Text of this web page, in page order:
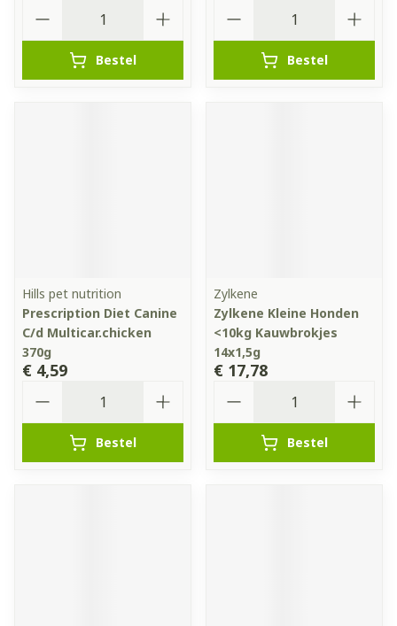
Bestel Bestel
Hills pet nutrition
Prescription Diet Canine
C/d Multicar.chicken
370g
€ 4,59
Bestel
Zylkene
Zylkene Kleine Honden
<10kg Kauwbrokjes
14x1,5g
€ 17,78
Bestel